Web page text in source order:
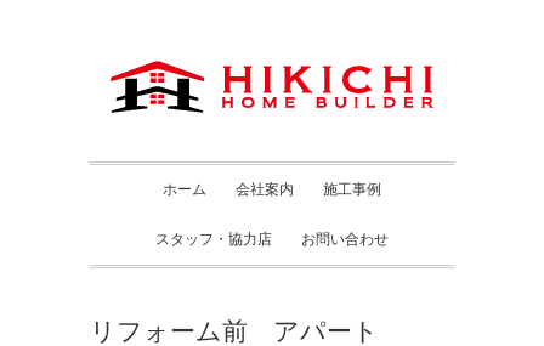
ホーム 会社案内 施工事例
スタッフ・協力店 お問い合わせ
リフォーム前 アパート